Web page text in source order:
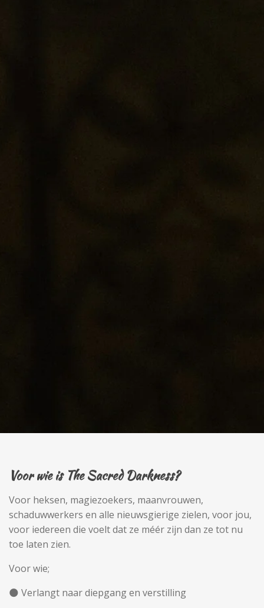
Voor wie is The Sacred Darkness?
Voor heksen, magiezoekers, maanvrouwen,
schaduwwerkers en alle nieuwsgierige zielen, voor jou,
voor iedereen die voelt dat ze méér zijn dan ze tot nu
toe laten zien.
Voor wie;
🌑 Verlangt naar diepgang en verstilling